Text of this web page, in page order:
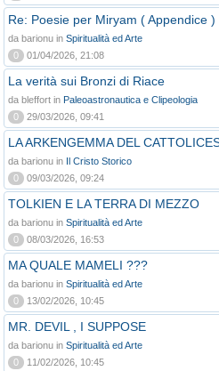
Re: Poesie per Miryam ( Appendice )
da barionu in Spiritualità ed Arte
0
01/04/2026, 21:08
La verità sui Bronzi di Riace
da bleffort in Paleoastronautica e Clipeologia
0
29/03/2026, 09:41
LA ARKENGEMMA DEL
da barionu in Il Cristo Storico
0
09/03/2026, 09:24
TOLKIEN E LA TERRA DI MEZZO
da barionu in Spiritualità ed Arte
0
08/03/2026, 16:53
MA QUALE MAMELI ???
da barionu in Spiritualità ed Arte
0
13/02/2026, 10:45
MR. DEVIL , I SUPPOSE
da barionu in Spiritualità ed Arte
0
11/02/2026, 10:45